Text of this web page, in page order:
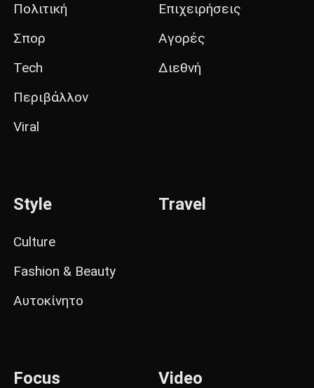
Πολιτική
Σπορ
Tech
Περιβάλλον
Viral
Επιχειρήσεις
Αγορές
Διεθνή
Style
Culture
Fashion & Beauty
Αυτοκίνητο
Travel
Focus Video